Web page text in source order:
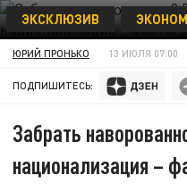
ЭКСКЛЮЗИВ
ЮРИЙ ПРОНЬКО 13 ИЮЛЯ 07:00
ПОДПИШИТЕСЬ:
Забрать
национализация –